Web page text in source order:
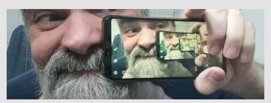
Skip
content